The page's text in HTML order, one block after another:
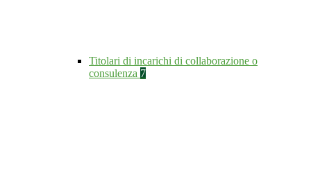
Titolari di incarichi di collaborazione o
consulenza 7